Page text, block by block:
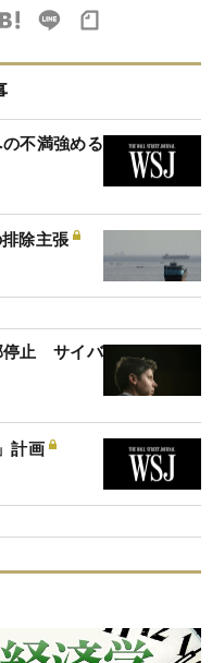
不満強める
除主張
停止 サイバ
計画